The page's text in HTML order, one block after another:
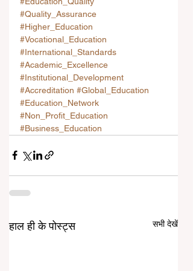
#Quality_Assurance
#Higher_Education
#Vocational_Education
#International_Standards
#Academic_Excellence
#Institutional_Development
#Accreditation #Global_Education
#Education_Network
#Non_Profit_Education
#Business_Education
हाल ही के पोस्ट्स सभी देखें